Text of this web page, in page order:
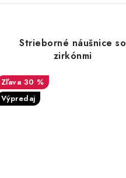
Strieborné náušnice so
zirkónmi
30 %
Výpredaj